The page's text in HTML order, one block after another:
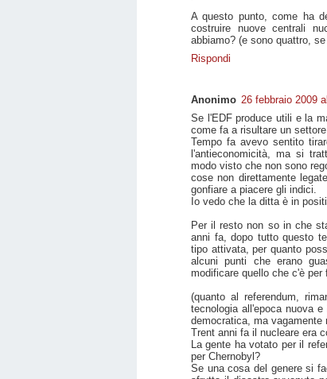
A questo punto, come ha
costruire nuove centrali
abbiamo? (e sono quattro,
Rispondi
Anonimo 26 febbraio 2009
Se l'EDF produce utili e la
come fa a risultare un
Tempo fa avevo sentito
l'antieconomicità, ma si
modo visto che non sono
cose non direttamente
gonfiare a piacere gli indici.
Io vedo che la ditta è in
Per il resto non so in che
anni fa, dopo tutto questo
tipo attivata, per quanto
alcuni punti che erano
modificare quello che c'è
(quanto al referendum,
tecnologia all'epoca nuova
democratica, ma vagamente
Trent anni fa il nucleare era
La gente ha votato per il
per Chernobyl?
Se una cosa del genere si